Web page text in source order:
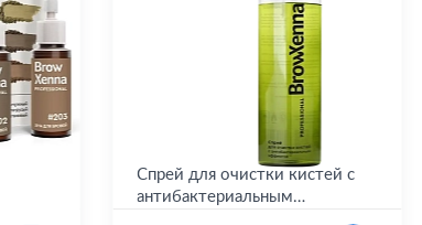
Спрей для очистки кистей с
антибактериальным